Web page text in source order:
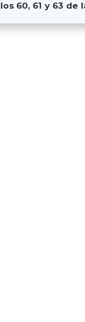
60, 61 y 63 de